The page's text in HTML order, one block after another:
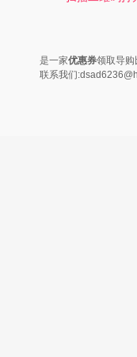
是一家优惠券领取导购
联系我们